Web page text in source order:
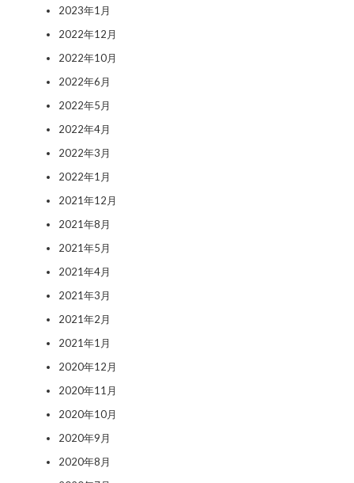
2023年1月
2022年12月
2022年10月
2022年6月
2022年5月
2022年4月
2022年3月
2022年1月
2021年12月
2021年8月
2021年5月
2021年4月
2021年3月
2021年2月
2021年1月
2020年12月
2020年11月
2020年10月
2020年9月
2020年8月